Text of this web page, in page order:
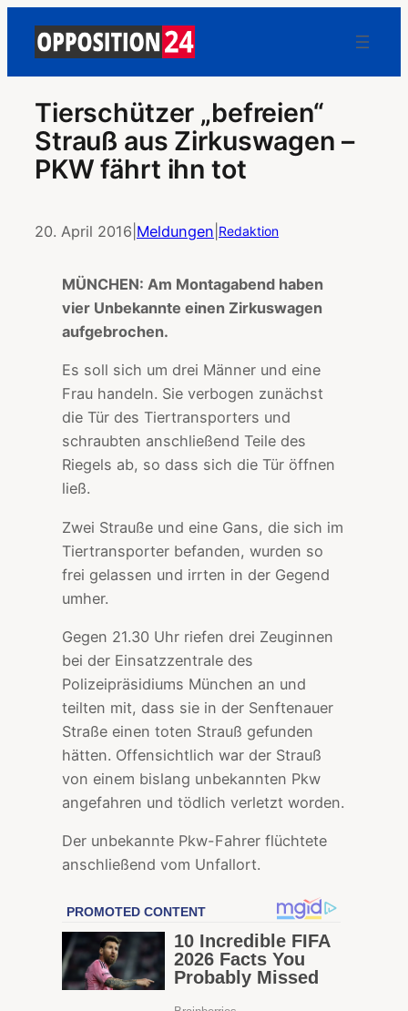
Tierschützer „befreien“
Strauß aus Zirkuswagen –
PKW fährt ihn tot
20. April 2016 Meldungen Redaktion
MÜNCHEN: Am Montagabend haben
vier Unbekannte einen Zirkuswagen
aufgebrochen.
Es soll sich um drei Männer und eine
Frau handeln. Sie verbogen zunächst
die Tür des Tiertransporters und
schraubten anschließend Teile des
Riegels ab, so dass sich die Tür öffnen
ließ.
Zwei Strauße und eine Gans, die sich im
Tiertransporter befanden, wurden so
frei gelassen und irrten in der Gegend
umher.
Gegen 21.30 Uhr riefen drei Zeuginnen
bei der Einsatzzentrale des
Polizeipräsidiums München an und
teilten mit, dass sie in der Senftenauer
Straße einen toten Strauß gefunden
hätten. Offensichtlich war der Strauß
von einem bislang unbekannten Pkw
angefahren und tödlich verletzt worden.
Der unbekannte Pkw-Fahrer flüchtete
anschließend vom Unfallort.